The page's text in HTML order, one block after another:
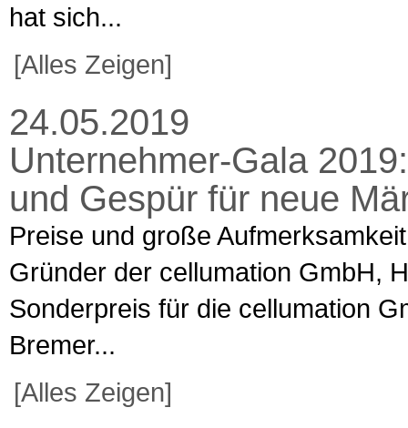
hat sich...
[Alles Zeigen]
24.05.2019
Unternehmer-Gala
und Gespür für neue
Preise und große
Gründer der cellumation GmbH,
Sonderpreis für die cellumation
Bremer...
[Alles Zeigen]